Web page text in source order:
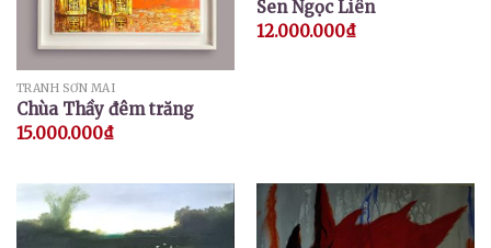
TRANH SƠN MÀI
Chùa Thầy đêm trăng
15.000.000₫
Sen Ngọc Liên
12.000.000₫